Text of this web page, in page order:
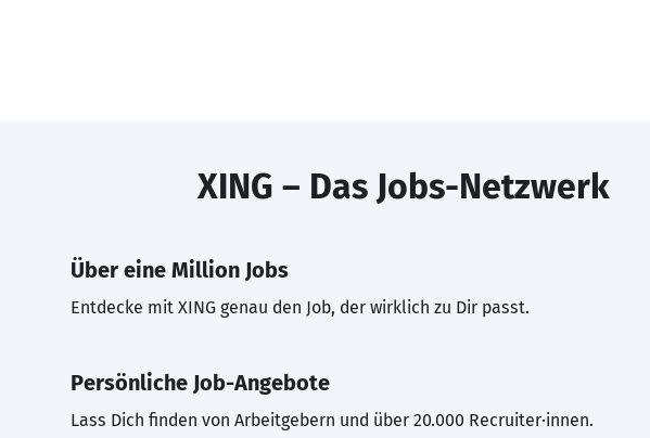
XING – Das Jobs-Netzwerk
Über eine Million Jobs
Entdecke mit XING genau den Job, der wirklich zu Dir passt.
Persönliche Job-Angebote
Lass Dich finden von Arbeitgebern und über 20.000 Recruiter·innen.